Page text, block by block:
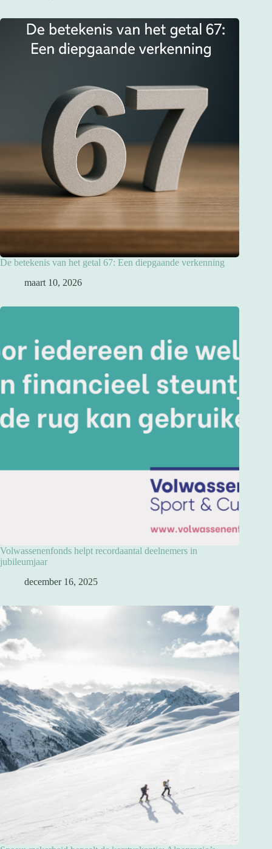
De betekenis van het getal 67: Een diepgaande verkenning
maart 10, 2026
Volwassenenfonds helpt recordaantal deelnemers in
jubileumjaar
december 16, 2025